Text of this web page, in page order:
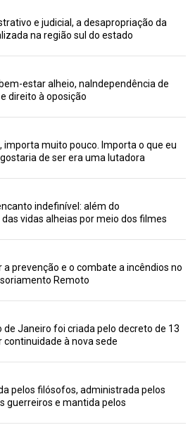
e judicial, a desapropriação da
na região sul do estado
estar alheio, naIndependência de
direito à oposição
importa muito pouco. Importa o que eu
de ser era uma lutadora
indefinível: além do
vidas alheias por meio dos filmes
a prevenção e o combate a incêndios no
Remoto
de Janeiro foi criada pelo decreto de 13
continuidade à nova sede
pelos filósofos, administrada pelos
guerreiros e mantida pelos